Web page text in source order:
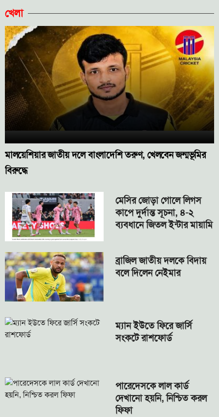
খেলা
মালয়েশিয়ার জাতীয় দলে বাংলাদেশি তরুণ, খেলবেন জন্মভূমির
বিরুদ্ধে
মেসির জোড়া গোলে লিগস
কাপে দুর্দান্ত সূচনা, ৪-২
ব্যবধানে জিতল ইন্টার মায়ামি
ব্রাজিল জাতীয় দলকে বিদায়
বলে দিলেন নেইমার
ম্যান ইউতে ফিরে জার্সি
সংকটে রাশফোর্ড
পারেদেসকে লাল কার্ড
দেখানো হয়নি, নিশ্চিত করল
ফিফা